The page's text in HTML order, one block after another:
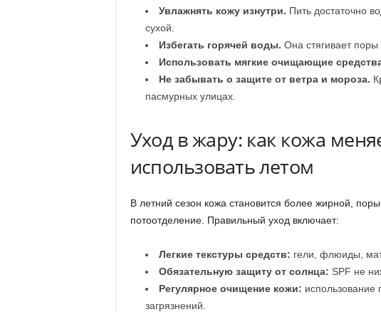
Увлажнять кожу изнутри. Пить достаточно
сухой.
Избегать горячей воды. Она стягивает поры
Использовать мягкие очищающие
Не забывать о защите от ветра и мороза.
пасмурных улицах.
Уход в жару: как кожа
использовать летом
В летний сезон кожа становится более жирной,
потоотделение. Правильный уход включает:
Легкие текстуры средств: гели, флюиды,
Обязательную защиту от солнца: SPF не
Регулярное очищение кожи: использование
загрязнений.